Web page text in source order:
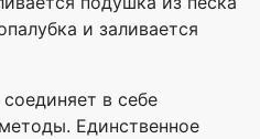
и заливается
в себе
Единственное